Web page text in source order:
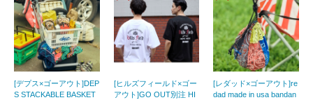
[デプス×ゴーアウト]DEP
S STACKABLE BASKET
[ヒルズフィールド×ゴー
アウト]GO OUT別注 HI
[レダッド×ゴーアウト]re
dad made in usa bandan